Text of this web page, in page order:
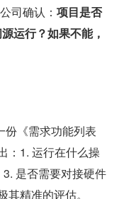
司确认： 项目是否
运行？如果不能，
份《需求功能列表
：1. 运行在什么操
是否需要对接硬件
精准的评估。